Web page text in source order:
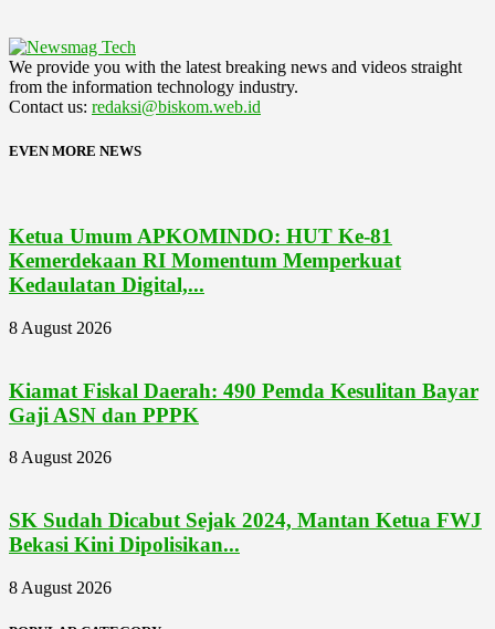
We provide you with the latest breaking news and videos straight
from the information technology industry.
Contact us: redaksi@biskom.web.id
EVEN MORE NEWS
Ketua Umum APKOMINDO: HUT Ke-81
Kemerdekaan RI Momentum Memperkuat
Kedaulatan Digital,...
8 August 2026
Kiamat Fiskal Daerah: 490 Pemda Kesulitan Bayar
Gaji ASN dan PPPK
8 August 2026
SK Sudah Dicabut Sejak 2024, Mantan Ketua FWJ
Bekasi Kini Dipolisikan...
8 August 2026